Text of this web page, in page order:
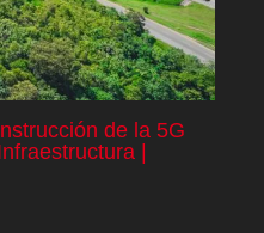
de la 5G
|